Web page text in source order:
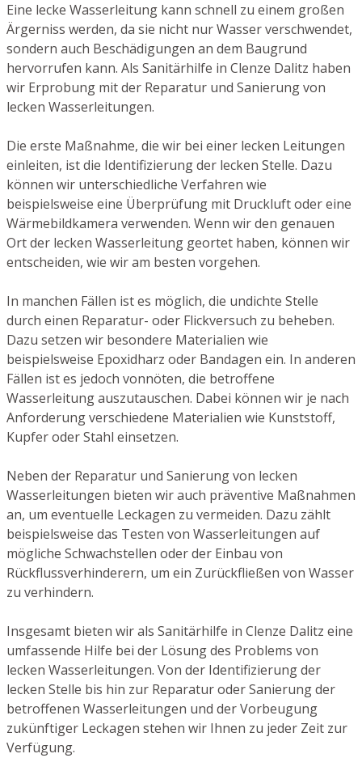
Eine lecke Wasserleitung kann schnell zu einem großen
Ärgerniss werden, da sie nicht nur Wasser verschwendet,
sondern auch Beschädigungen an dem Baugrund
hervorrufen kann. Als Sanitärhilfe in Clenze Dalitz haben
wir Erprobung mit der Reparatur und Sanierung von
lecken Wasserleitungen.
Die erste Maßnahme, die wir bei einer lecken Leitungen
einleiten, ist die Identifizierung der lecken Stelle. Dazu
können wir unterschiedliche Verfahren wie
beispielsweise eine Überprüfung mit Druckluft oder eine
Wärmebildkamera verwenden. Wenn wir den genauen
Ort der lecken Wasserleitung geortet haben, können wir
entscheiden, wie wir am besten vorgehen.
In manchen Fällen ist es möglich, die undichte Stelle
durch einen Reparatur- oder Flickversuch zu beheben.
Dazu setzen wir besondere Materialien wie
beispielsweise Epoxidharz oder Bandagen ein. In anderen
Fällen ist es jedoch vonnöten, die betroffene
Wasserleitung auszutauschen. Dabei können wir je nach
Anforderung verschiedene Materialien wie Kunststoff,
Kupfer oder Stahl einsetzen.
Neben der Reparatur und Sanierung von lecken
Wasserleitungen bieten wir auch präventive Maßnahmen
an, um eventuelle Leckagen zu vermeiden. Dazu zählt
beispielsweise das Testen von Wasserleitungen auf
mögliche Schwachstellen oder der Einbau von
Rückflussverhinderern, um ein Zurückfließen von Wasser
zu verhindern.
Insgesamt bieten wir als Sanitärhilfe in Clenze Dalitz eine
umfassende Hilfe bei der Lösung des Problems von
lecken Wasserleitungen. Von der Identifizierung der
lecken Stelle bis hin zur Reparatur oder Sanierung der
betroffenen Wasserleitungen und der Vorbeugung
zukünftiger Leckagen stehen wir Ihnen zu jeder Zeit zur
Verfügung.